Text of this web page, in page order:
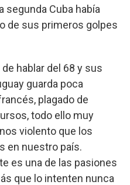
segunda Cuba había
de sus primeros golpes
hablar del 68 y sus
guarda poca
plagado de
todo ello muy
violento que los
en nuestro país.
es una de las pasiones
que lo intenten nunca